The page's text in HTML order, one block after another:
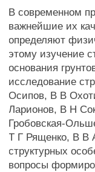
В современном
важнейшие их
определяют
этому изучение
основания
исследование
Осипов, В В
Ларионов, В Н
Гробовская-
Т Г Рященко, В В
структурных
вопросы